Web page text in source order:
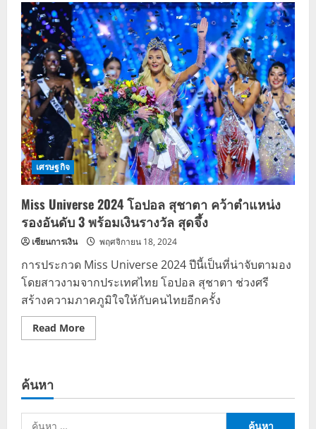
ไทย
เปิด
ตัว
แสตมป์
“โอ
ปอล
สุชา
ตา”
Miss
World
คน
แรก
ของ
ไทย
เศรษฐกิจ
Miss Universe 2024 โอปอล สุชาตา คว้าตำแหน่ง
รองอันดับ 3 พร้อมเงินรางวัล สุดจึ้ง
เซียนการเงิน พฤศจิกายน 18, 2024
การประกวด Miss Universe 2024 ปีนี้เป็นที่น่าจับตามอง
โดยสาวงามจากประเทศไทย โอปอล สุชาตา ช่วงศรี
สร้างความภาคภูมิใจให้กับคนไทยอีกครั้ง
Read MoreRead
more
ปอล
ตา
ค้นหา
ค้นหา